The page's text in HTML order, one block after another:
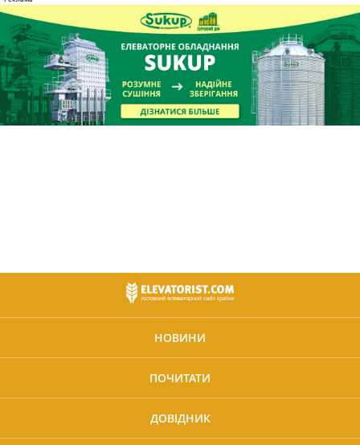
НОВИНИ
ПОЧИТАТИ
ДОВІДНИК